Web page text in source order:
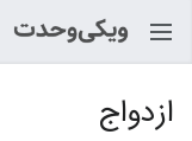
ازدواج